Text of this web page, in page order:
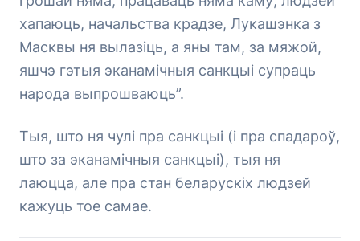
хапаюць, начальства крадзе, Лукашэнка з
Масквы ня вылазіць, а яны там, за мяжой,
яшчэ гэтыя эканамічныя санкцыі супраць
народа выпрошваюць”.
Тыя, што ня чулі пра санкцыі (і пра спадароў,
што за эканамічныя санкцыі), тыя ня
лаюцца, але пра стан беларускіх людзей
кажуць тое самае.